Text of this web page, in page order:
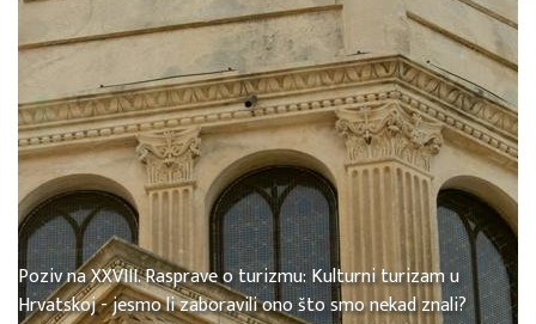
Poziv na XXVIII. Rasprave o turizmu: Kulturni turizam u
Hrvatskoj - jesmo li zaboravili ono što smo nekad znali?